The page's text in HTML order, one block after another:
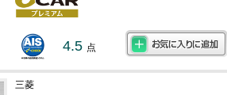
4.5 点
三菱